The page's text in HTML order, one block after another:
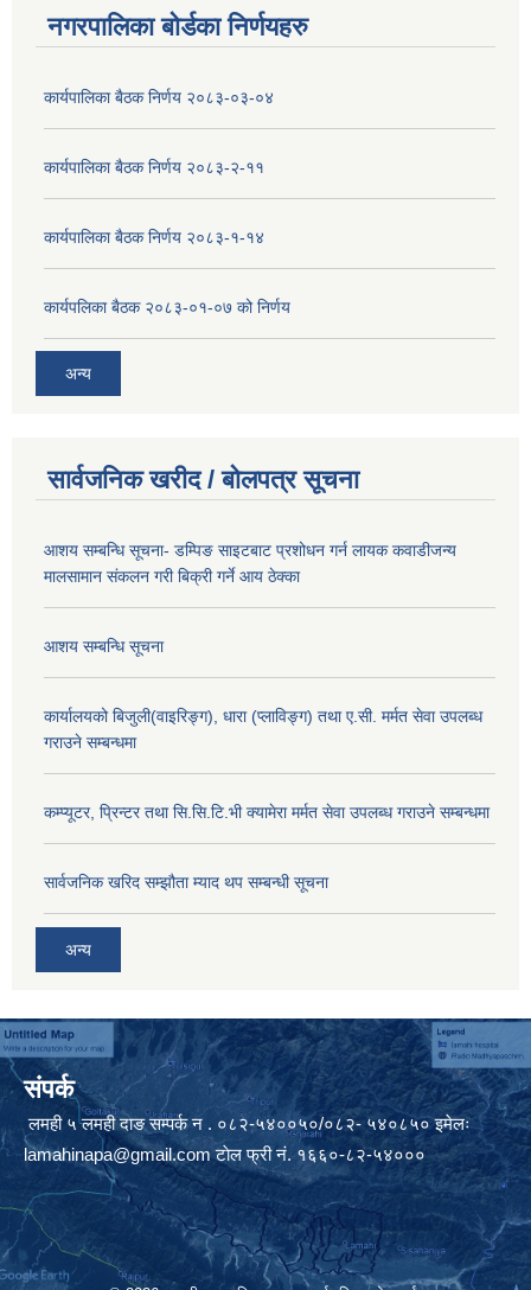
नगरपालिका बोर्डका निर्णयहरु
कार्यपालिका बैठक निर्णय २०८३-०३-०४
कार्यपालिका बैठक निर्णय २०८३-२-११
कार्यपालिका बैठक निर्णय २०८३-१-१४
कार्यपलिका बैठक २०८३-०१-०७ को निर्णय
अन्य
सार्वजनिक खरीद / बोलपत्र सूचना
आशय सम्बन्धि सूचना- डम्पिङ साइटबाट प्रशोधन गर्न लायक कवाडीजन्य
मालसामान संकलन गरी बिक्री गर्ने आय ठेक्का
आशय सम्बन्धि सूचना
कार्यालयको बिजुली(वाइरिङ्ग), धारा (प्लाविङ्ग) तथा ए.सी. मर्मत सेवा उपलब्ध
गराउने सम्बन्धमा
कम्प्यूटर, प्रिन्टर तथा सि.सि.टि.भी क्यामेरा मर्मत सेवा उपलब्ध गराउने सम्बन्धमा
सार्वजनिक खरिद सम्झौता म्याद थप सम्बन्धी सूचना
अन्य
संपर्क
लमही ५ लमही दाङ सम्पर्क न . ०८२-५४००५०/०८२- ५४०८५० इमेलः
lamahinapa@gmail.comटाेल फ्री नं. १६६०-८२-५४०००